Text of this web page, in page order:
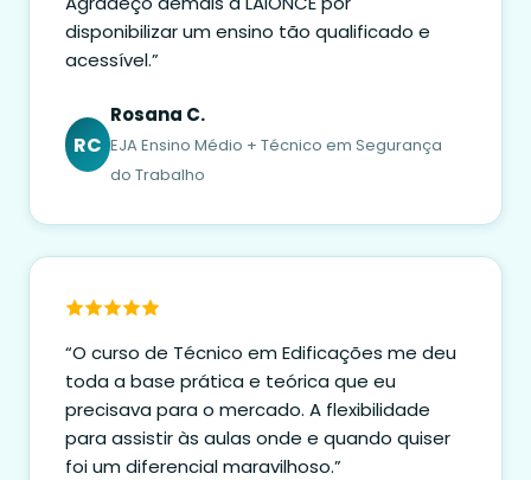
disponibilizar um ensino tão qualificado e
acessível.”
RC
Rosana C.
EJA Ensino Médio + Técnico em Segurança
do Trabalho
“O curso de Técnico em Edificações me deu
toda a base prática e teórica que eu
precisava para o mercado. A flexibilidade
para assistir às aulas onde e quando quiser
foi um diferencial maravilhoso.”